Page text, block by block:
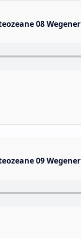
08 Wegener
09 Wegener